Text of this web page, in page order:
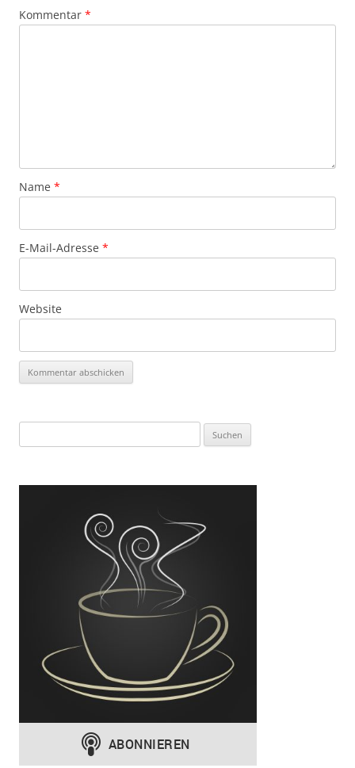
Kommentar *
Name *
E-Mail-Adresse *
Website
nach: